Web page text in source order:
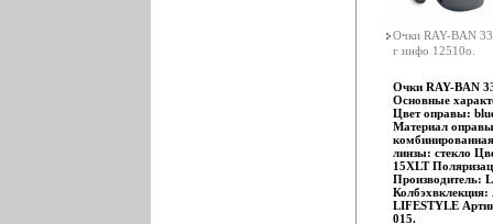
Очки RAY-BAN
г инфо 12510o.
Очки RAY-BAN
Основные
Цвет оправы:
Материал
линзы: стекло
15XLT
Производитель:
LIFESTYLE
015.